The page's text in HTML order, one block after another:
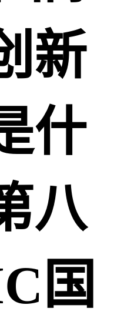
新
什
八
国